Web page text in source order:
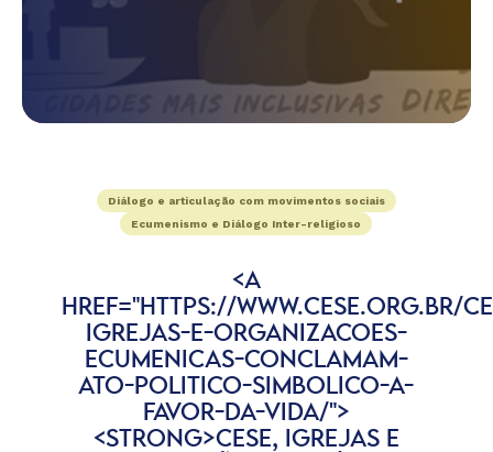
Diálogo e articulação com movimentos sociais
Ecumenismo e Diálogo Inter-religioso
<A
HREF="HTTPS://WWW.CESE.ORG.BR/
IGREJAS-E-ORGANIZACOES-
ECUMENICAS-CONCLAMAM-
ATO-POLITICO-SIMBOLICO-A-
FAVOR-DA-VIDA/">
<STRONG>CESE, IGREJAS E